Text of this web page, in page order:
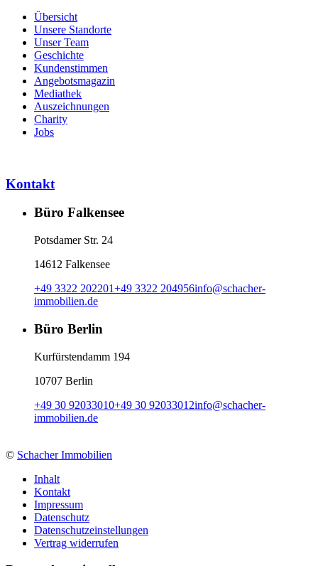
Übersicht
Unsere Standorte
Unser Team
Geschichte
Kundenstimmen
Angebotsmagazin
Mediathek
Auszeichnungen
Charity
Jobs
Kontakt
Büro Falkensee
Potsdamer Str. 24
14612 Falkensee
+49 3322 202201+49 3322 204956info@schacher-
immobilien.de
Büro Berlin
Kurfürstendamm 194
10707 Berlin
+49 30 92033010+49 30 92033012info@schacher-
immobilien.de
© Schacher Immobilien
Inhalt
Kontakt
Impressum
Datenschutz
Datenschutzeinstellungen
Vertrag widerrufen